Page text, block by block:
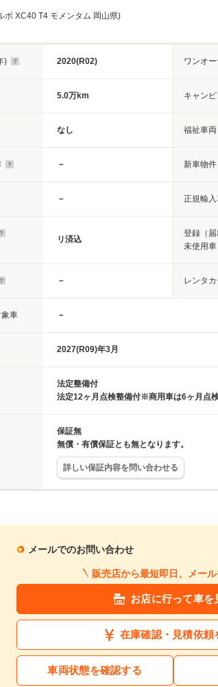
ボ XC40 T4 モメンタム 岡山県)
) 2020(R02) ワンオ
5.0万km キャン
なし 福祉車両
－ 新車物件
－ 正規輸
リ済込
登録（
未使用車
－ レンタ
車 －
2027(R09)年3月
法定整備付
法定12ヶ月点検整備付※商用車は6ヶ月点
保証無
無償・有償保証とも無となります。
詳しい保証内容を問い合わせる
メールでのお問い合わせ
販売店から最短即日、メール
お店に行って車を
在庫確認・見積依頼
車両状態を確認する